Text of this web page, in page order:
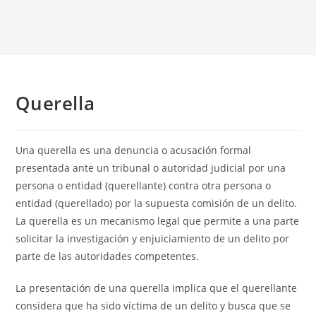
Querella
Una querella es una denuncia o acusación formal
presentada ante un tribunal o autoridad judicial por una
persona o entidad (querellante) contra otra persona o
entidad (querellado) por la supuesta comisión de un delito.
La querella es un mecanismo legal que permite a una parte
solicitar la investigación y enjuiciamiento de un delito por
parte de las autoridades competentes.
La presentación de una querella implica que el querellante
considera que ha sido víctima de un delito y busca que se